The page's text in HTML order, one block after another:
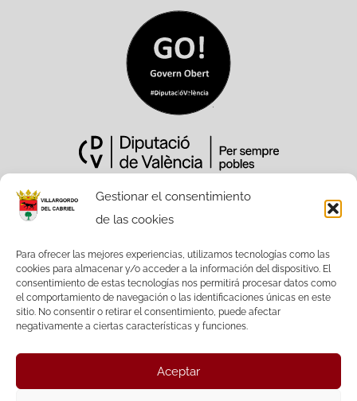
Gestionar el consentimiento
de las cookies
Para ofrecer las mejores experiencias, utilizamos tecnologías como las
cookies para almacenar y/o acceder a la información del dispositivo. El
consentimiento de estas tecnologías nos permitirá procesar datos como
el comportamiento de navegación o las identificaciones únicas en este
sitio. No consentir o retirar el consentimiento, puede afectar
negativamente a ciertas características y funciones.
Aceptar
Conselleria de Participación,
Transparencia, Cooperación y Calidad
Democrática, como por la Diputación
Provincial de València.